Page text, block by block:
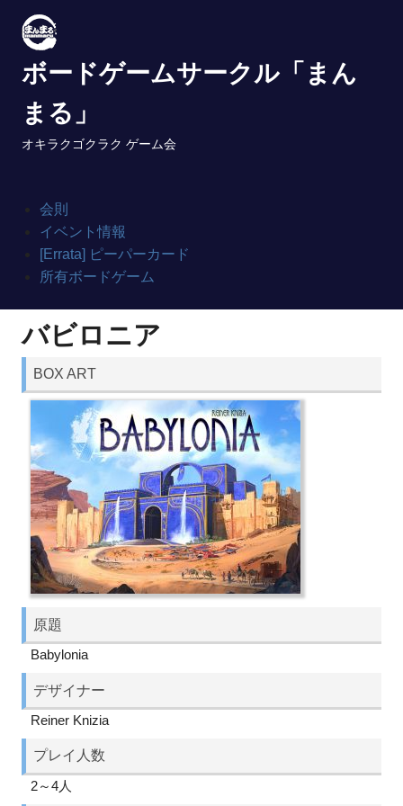
content
ボードゲームサークル「まん
まる」
オキラクゴクラク ゲーム会
会則
イベント情報
[Errata] ピーパーカード
所有ボードゲーム
バビロニア
BOX ART
原題
Babylonia
デザイナー
Reiner Knizia
プレイ人数
2～4人